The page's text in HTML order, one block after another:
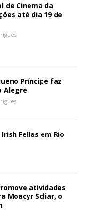
de Cinema da
até dia 19 de
Príncipe faz
Alegre
Fellas em Rio
atividades
Moacyr Scliar, o